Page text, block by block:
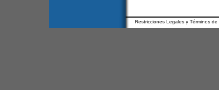
Restricciones Legales y Términos de